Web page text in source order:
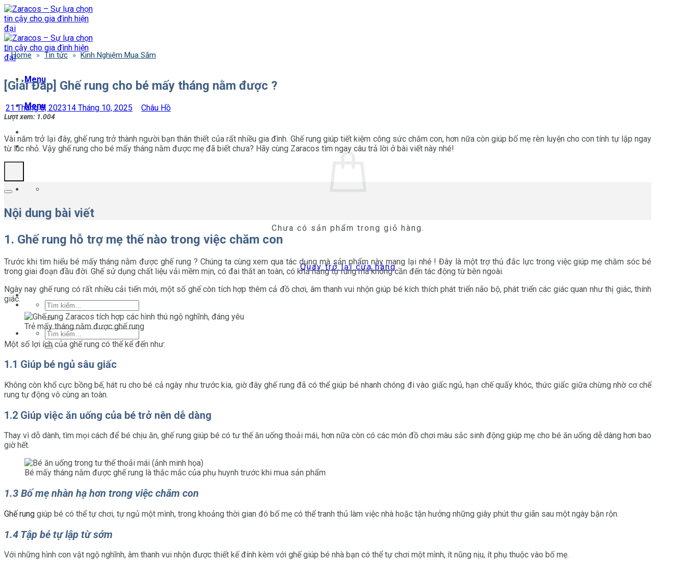
Bỏ
qua
nội
dung
Menu
Menu
Chưa có sản phẩm trong giỏ hàng.
Quay trở lại cửa hàng
Tìm
kiếm:
Tìm
kiếm:
Home » Tin tức » Kinh Nghiệm Mua Sắm
[Giải Đáp] Ghế rung cho bé mấy tháng nằm được ?
21 Tháng 8, 202314 Tháng 10, 2025 Châu Hồ
Lượt xem: 1.004
Vài năm trở lại đây, ghế rung trở thành người bạn thân thiết của rất nhiều gia đình. Ghế rung giúp tiết kiệm công sức chăm con, hơn nữa còn giúp bố mẹ rèn luyện cho con tính tự lập ngay
từ lúc nhỏ. Vậy ghế rung cho bé mấy tháng nằm được mẹ đã biết chưa? Hãy cùng Zaracos tìm ngay câu trả lời ở bài viết này nhé!
Nội dung bài viết
1. Ghế rung hỗ trợ mẹ thế nào trong việc chăm con
Trước khi tìm hiểu bé mấy tháng nằm được ghế rung ? Chúng ta cùng xem qua tác dụng mà sản phẩm này mang lại nhé ! Đây là một trợ thủ đắc lực trong việc giúp mẹ chăm sóc bé
trong giai đoạn đầu đời. Ghế sử dụng chất liệu vải mềm mịn, có đai thắt an toàn, có khả năng tự rung mà không cần đến tác động từ bên ngoài.
Ngày nay ghế rung có rất nhiều cải tiến mới, một số ghế còn tích hợp thêm cả đồ chơi, âm thanh vui nhộn giúp bé kích thích phát triển não bộ, phát triển các giác quan như thị giác, thính
giác.
Trẻ mấy tháng nằm được ghế rung
Một số lợi ích của ghế rung có thể kể đến như:
1.1 Giúp bé ngủ sâu giấc
Không còn khổ cực bồng bế, hát ru cho bé cả ngày như trước kia, giờ đây ghế rung đã có thể giúp bé nhanh chóng đi vào giấc ngủ, hạn chế quấy khóc, thức giấc giữa chừng nhờ cơ chế
rung tự động vô cùng an toàn.
1.2 Giúp việc ăn uống của bé trở nên dễ dàng
Thay vì dỗ dành, tìm mọi cách để bé chịu ăn, ghế rung giúp bé có tư thế ăn uống thoải mái, hơn nữa còn có các món đồ chơi màu sắc sinh động giúp mẹ cho bé ăn uống dễ dàng hơn bao
giờ hết.
Bé mấy tháng nằm được ghế rung là thắc mắc của phụ huynh trước khi mua sản phẩm
1.3 Bố mẹ nhàn hạ hơn trong việc chăm con
Ghế rung giúp bé có thể tự chơi, tự ngủ một mình, trong khoảng thời gian đó bố mẹ có thể tranh thủ làm việc nhà hoặc tận hưởng những giây phút thư giãn sau một ngày bận rộn.
1.4 Tập bé tự lập từ sớm
Với những hình con vật ngộ nghĩnh, âm thanh vui nhộn được thiết kế đính kèm với ghế giúp bé nhà bạn có thể tự chơi một mình, ít nũng nịu, ít phụ thuộc vào bố mẹ.